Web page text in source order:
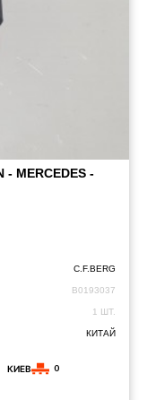
-
C.F.BERG
B0193037
1 ШТ.
КИТАЙ
КИЕВ 0